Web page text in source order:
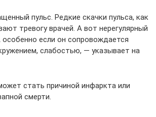
пульс. Редкие скачки пульса, как
тревогу врачей. А вот нерегулярный
особенно если он сопровождается
слабостью, — указывает на
стать причиной инфаркта или
смерти.